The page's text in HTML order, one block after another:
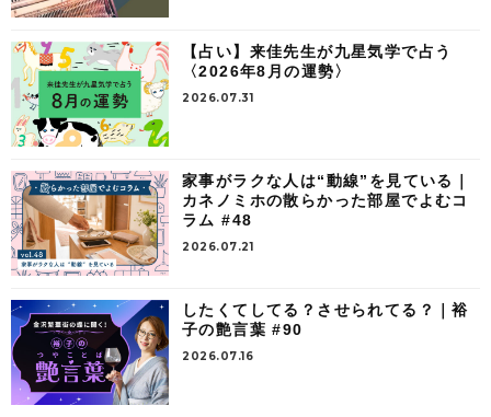
【占い】来佳先生が九星気学で占う
〈2026年8月の運勢〉
2026.07.31
家事がラクな人は“動線”を見ている｜
カネノミホの散らかった部屋でよむコ
ラム #48
2026.07.21
したくてしてる？させられてる？｜裕
子の艶言葉 #90
2026.07.16